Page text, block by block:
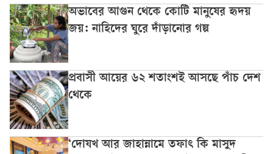
অভাবের আগুন থেকে কোটি মানুষের হৃদয়
জয়: নাহিদের ঘুরে দাঁড়ানোর গল্প
প্রবাসী আয়ের ৬২ শতাংশই আসছে পাঁচ দেশ
থেকে
‘দোযখ আর জাহান্নামে তফাৎ কি মাসুদ